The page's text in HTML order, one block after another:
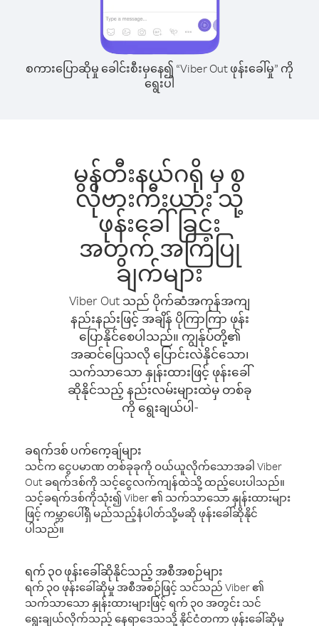
စကားပြောဆိုမှု ခေါင်းစီးမှနေ၍ “Viber Out ဖုန်းခေါ်မှု” ကို
ရွေးပါ
မွန်တီးနယ်ဂရို မှ စ
လိုဗားကီးယား သို့
ဖုန်းခေါ်ခြင်း
အတွက် အကြံပြု
ချက်များ
Viber Out သည် ပိုက်ဆံအကုန်အကျ
နည်းနည်းဖြင့် အချိန် ပိုကြာကြာ ဖုန်း
ပြောနိုင်စေပါသည်။ ကျွန်ုပ်တို့၏
အဆင်ပြေသလို ပြောင်းလဲနိုင်သော၊
သက်သာသော နှုန်းထားဖြင့် ဖုန်းခေါ်
ဆိုနိုင်သည့် နည်းလမ်းများထဲမှ တစ်ခု
ကို ရွေးချယ်ပါ-
ခရက်ဒစ် ပက်ကေ့ချ်များ
သင်က ငွေပမာဏ တစ်ခုခုကို ဝယ်ယူလိုက်သောအခါ Viber
Out ခရက်ဒစ်ကို သင့်ငွေလက်ကျန်ထဲသို့ ထည့်ပေးပါသည်။
သင့်ခရက်ဒစ်ကိုသုံး၍ Viber ၏ သက်သာသော နှုန်းထားများ
ဖြင့် ကမ္ဘာပေါ်ရှိ မည်သည့်နံပါတ်သို့မဆို ဖုန်းခေါ်ဆိုနိုင်
ပါသည်။
ရက် ၃၀ ဖုန်းခေါ်ဆိုနိုင်သည့် အစီအစဉ်များ
ရက် ၃၀ ဖုန်းခေါ်ဆိုမှု အစီအစဉ်ဖြင့် သင်သည် Viber ၏
သက်သာသော နှုန်းထားများဖြင့် ရက် ၃၀ အတွင်း သင်
ရွေးချယ်လိုက်သည့် နေရာဒေသသို့ နိုင်ငံတကာ ဖုန်းခေါ်ဆိုမှု